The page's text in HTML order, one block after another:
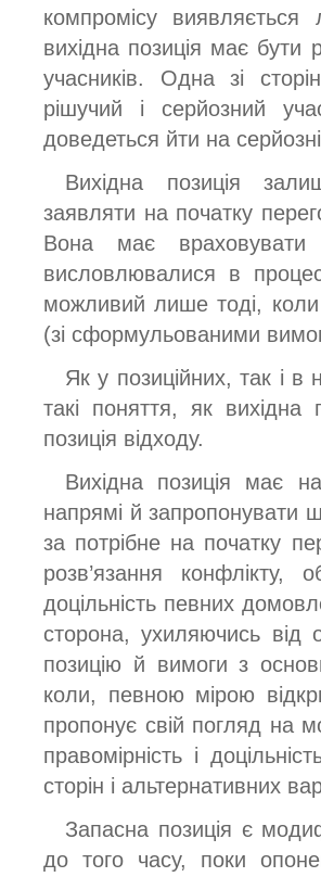
компромісу
вихідна позиція має бути
учасників. Одна зі
рішучий і серйозний
доведеться йти на
Вихідна позиція
заявляти на початку
Вона має враховувати
висловлювалися в
можливий лише тоді, коли
(зі сформульованими
Як у позиційних, так і в
такі поняття, як вихідна
позиція відходу.
Вихідна позиція має
напрямі й запропонувати
за потрібне на початку
розв’язання конфлікту,
доцільність певних
сторона, ухиляючись від
позицію й вимоги з
коли, певною мірою
пропонує свій погляд на
правомірність і
сторін і альтернативних
Запасна позиція є
до того часу, поки